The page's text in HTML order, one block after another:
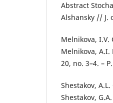
Abstract
Alshansky // J.
Melnikova,
Melnikova, A.I.
20, no. 3–4. –
Shestakov,
Shestakov,